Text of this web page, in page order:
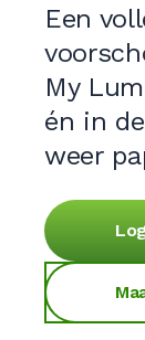
Een
My
én in
weer